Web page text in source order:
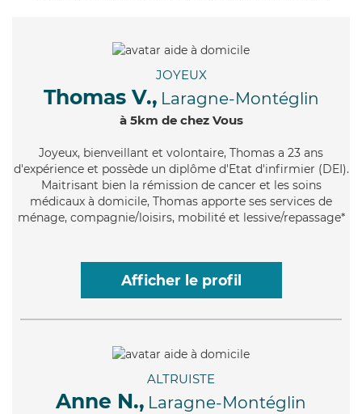
JOYEUX
Thomas V., Laragne-Montéglin
à 5km de chez Vous
Joyeux, bienveillant et volontaire, Thomas a 23 ans
d'expérience et possède un diplôme d'Etat d'infirmier (DEI).
Maitrisant bien la rémission de cancer et les soins
médicaux à domicile, Thomas apporte ses services de
ménage, compagnie/loisirs, mobilité et lessive/repassage*
Afficher le profil
ALTRUISTE
Anne N., Laragne-Montéglin